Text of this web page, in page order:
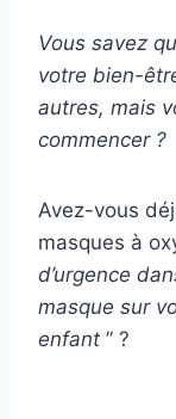
Vous savez
votre bien-
autres, mais
commencer ?
Avez-vous
masques à
d’urgence
masque sur
enfant ” ?